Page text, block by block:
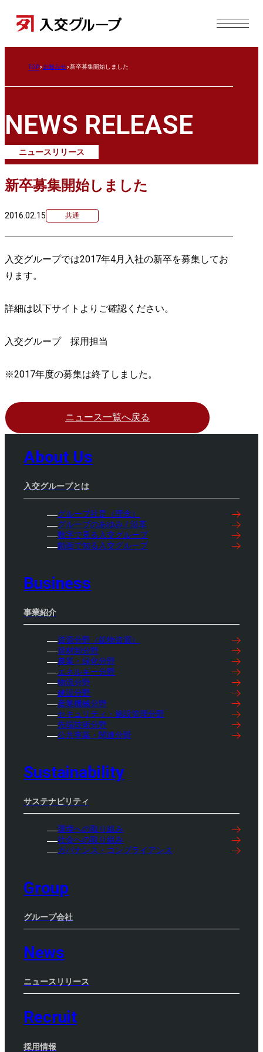
TOP お知らせ 新卒募集開始しました
NEWS RELEASE
ニュースリリース
新卒募集開始しました
2016.02.15 共通
入交グループでは2017年4月入社の新卒を募集してお
ります。
詳細は以下サイトよりご確認ください。
入交グループ 採用担当
※2017年度の募集は終了しました。
ニュース一覧へ戻る
About Us
入交グループとは
グループ社是（理念）
グループのあゆみ / 沿革
数字で見る入交グループ
動画で知る入交グループ
Business
事業紹介
資源分野（鉱物資源）
資材卸分野
農業・緑化分野
エネルギー分野
物流分野
建設分野
産業機械分野
セキュリティ・施設管理分野
先端技術分野
公共事業・関連分野
Sustainability
サステナビリティ
環境への取り組み
社会への取り組み
ガバナンス・コンプライアンス
Group
グループ会社
News
ニュースリリース
Recruit
採用情報